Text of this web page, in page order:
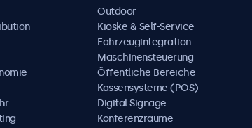
Outdoor
Kioske & Self-Service
Fahrzeugintegration
Maschinensteuerung
Öffentliche Bereiche
Kassensysteme (POS)
Digital Signage
Konferenzräume